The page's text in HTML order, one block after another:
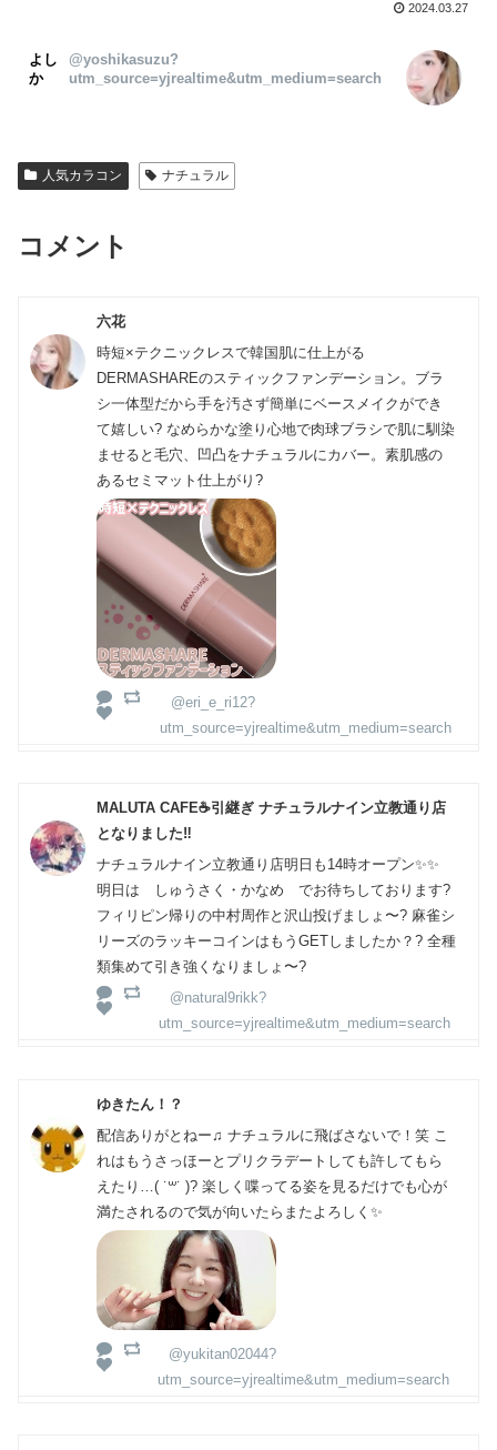
2024.03.27
よし
か
@yoshikasuzu?
utm_source=yjrealtime&utm_medium=search
人気カラコン ナチュラル
コメント
六花
時短×テクニックレスで韓国肌に仕上がる
DERMASHAREのスティックファンデーション。ブラ
シ一体型だから手を汚さず簡単にベースメイクができ
て嬉しい? なめらかな塗り心地で肉球ブラシで肌に馴染
ませると毛穴、凹凸をナチュラルにカバー。素肌感の
あるセミマット仕上がり?
@eri_e_ri12?
utm_source=yjrealtime&utm_medium=search
MALUTA CAFE☕️引継ぎ ナチュラルナイン立教通り店
となりました‼️
ナチュラルナイン立教通り店明日も14時オープン✨✨
明日は しゅうさく・かなめ でお待ちしております?
フィリピン帰りの中村周作と沢山投げましょ〜? 麻雀シ
リーズのラッキーコインはもうGETしましたか？?️ 全種
類集めて引き強くなりましょ〜?
@natural9rikk?
utm_source=yjrealtime&utm_medium=search
ゆきたん！？
配信ありがとねー♫ ナチュラルに飛ばさないで！笑 こ
れはもうさっほーとプリクラデートしても許してもら
えたり…( ˙꒳​˙ )? 楽しく喋ってる姿を見るだけでも心が
満たされるので気が向いたらまたよろしく✨
@yukitan02044?
utm_source=yjrealtime&utm_medium=search